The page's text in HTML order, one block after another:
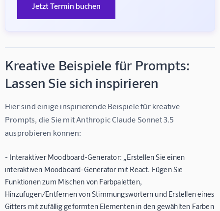
Jetzt Termin buchen
Kreative Beispiele für Prompts:
Lassen Sie sich inspirieren
Hier sind einige inspirierende Beispiele für kreative
Prompts, die Sie mit Anthropic Claude Sonnet 3.5
ausprobieren können:
- Interaktiver Moodboard-Generator: „Erstellen Sie einen
interaktiven Moodboard-Generator mit React. Fügen Sie
Funktionen zum Mischen von Farbpaletten,
Hinzufügen/Entfernen von Stimmungswörtern und Erstellen eines
Gitters mit zufällig geformten Elementen in den gewählten Farben